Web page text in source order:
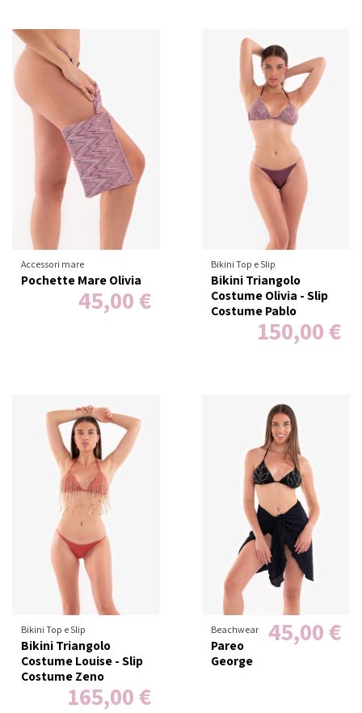
Accessori mare
Pochette Mare Olivia
45,00 €
Bikini Top e Slip
Bikini Triangolo
Costume Olivia - Slip
Costume Pablo
150,00 €
Bikini Top e Slip
Bikini Triangolo
Costume Louise - Slip
Costume Zeno
165,00 €
Beachwear
Pareo
George
45,00 €